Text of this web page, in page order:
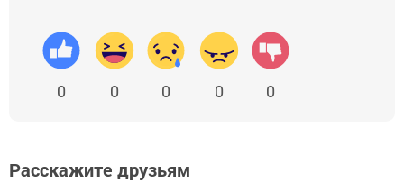
0 0 0 0 0
Расскажите друзьям